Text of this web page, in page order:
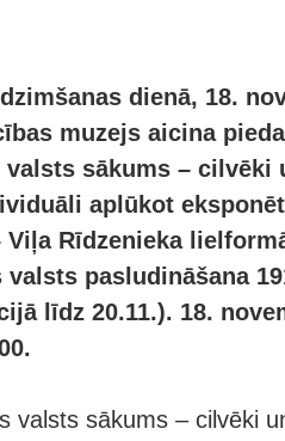
dienā, 18.
muzejs aicina
sākums – cilvēki
aplūkot
Viļa Rīdzenieka
pasludināšana
līdz 20.11.). 18.
valsts sākums – cilvēki